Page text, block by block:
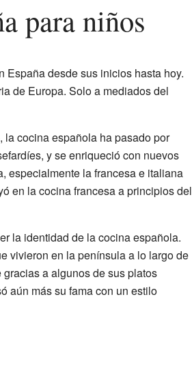
para niños
desde sus inicios hasta hoy.
de Europa. Solo a mediados del
cocina española ha pasado por
y se enriqueció con nuevos
especialmente la francesa e italiana
en la cocina francesa a principios del
la identidad de la cocina española.
vivieron en la península a lo largo de
a algunos de sus platos
aún más su fama con un estilo